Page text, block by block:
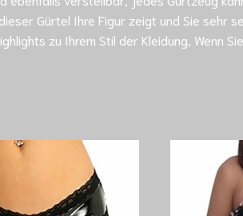
Gürtel Ihre Figur zeigt und Sie sehr
zu Ihrem Stil der Kleidung, Wenn